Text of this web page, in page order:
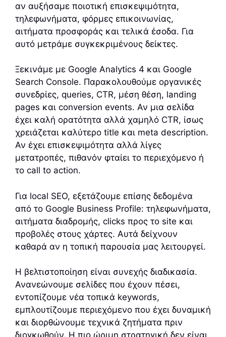
αν αυξήσαμε ποιοτική επισκεψιμότητα,
τηλεφωνήματα, φόρμες επικοινωνίας,
αιτήματα προσφοράς και τελικά έσοδα. Για
αυτό μετράμε συγκεκριμένους δείκτες.
Ξεκινάμε με Google Analytics 4 και Google
Search Console. Παρακολουθούμε οργανικές
συνεδρίες, queries, CTR, μέση θέση, landing
pages και conversion events. Αν μια σελίδα
έχει καλή ορατότητα αλλά χαμηλό CTR, ίσως
χρειάζεται καλύτερο title και meta description.
Αν έχει επισκεψιμότητα αλλά λίγες
μετατροπές, πιθανόν φταίει το περιεχόμενο ή
το call to action.
Για local SEO, εξετάζουμε επίσης δεδομένα
από το Google Business Profile: τηλεφωνήματα,
αιτήματα διαδρομής, clicks προς το site και
προβολές στους χάρτες. Αυτά δείχνουν
καθαρά αν η τοπική παρουσία μας λειτουργεί.
Η βελτιστοποίηση είναι συνεχής διαδικασία.
Ανανεώνουμε σελίδες που έχουν πέσει,
εντοπίζουμε νέα τοπικά keywords,
εμπλουτίζουμε περιεχόμενο που έχει δυναμική
και διορθώνουμε τεχνικά ζητήματα πριν